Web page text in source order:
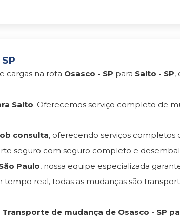
cargas na rota Osasco - SP para Salto - SP,
Salto. Oferecemos serviço completo de
consulta, oferecendo serviços completos
seguro com seguro completo e
Paulo, nossa equipe especializada
real, todas as mudanças são
Transporte de mudança de Osasco - SP